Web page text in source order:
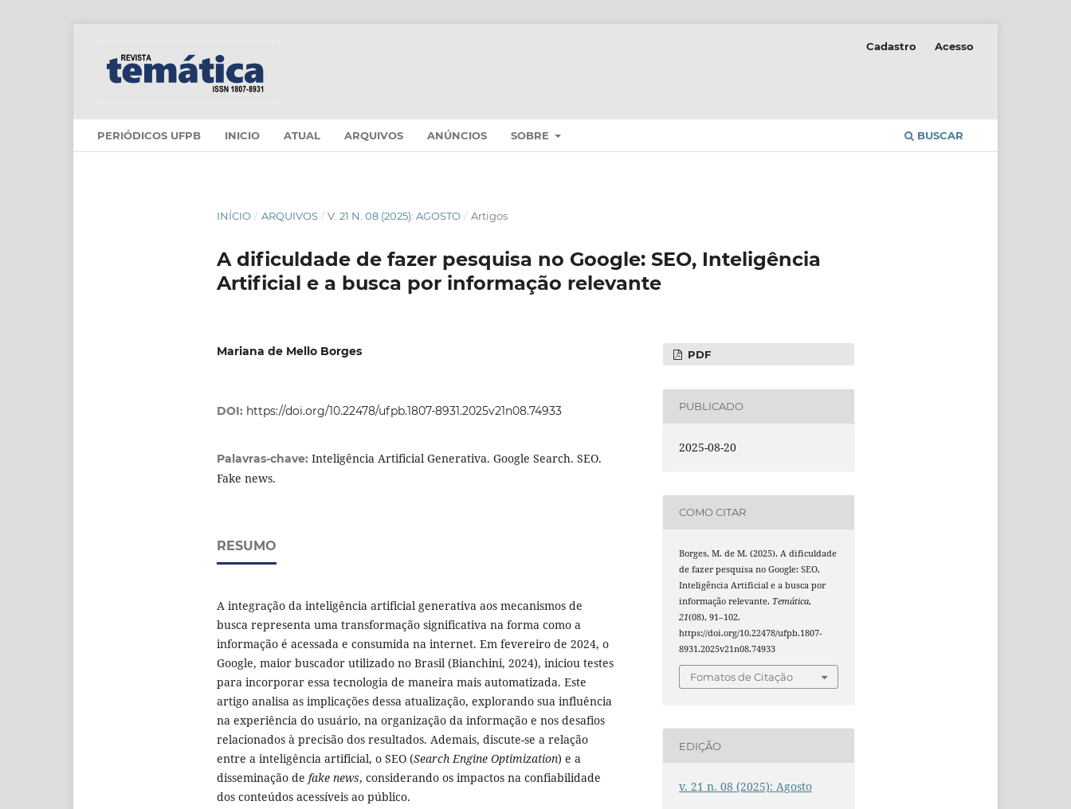
PERIÓDICOS UFPB INICIO ATUAL ARQUIVOS ANÚNCIOS SOBRE BUSCAR
Cadastro Acesso
INÍCIO / ARQUIVOS / V. 21 N. 08 (2025): AGOSTO / Artigos
A dificuldade de fazer pesquisa no Google: SEO, Inteligência
Artificial e a busca por informação relevante
Mariana de Mello Borges
DOI: https://doi.org/10.22478/ufpb.1807-8931.2025v21n08.74933
Palavras-chave: Inteligência Artificial Generativa. Google Search. SEO.
Fake news.
RESUMO
A integração da inteligência artificial generativa aos mecanismos de
busca representa uma transformação significativa na forma como a
informação é acessada e consumida na internet. Em fevereiro de 2024, o
Google, maior buscador utilizado no Brasil (Bianchini, 2024), iniciou testes
para incorporar essa tecnologia de maneira mais automatizada. Este
artigo analisa as implicações dessa atualização, explorando sua influência
na experiência do usuário, na organização da informação e nos desafios
relacionados à precisão dos resultados. Ademais, discute-se a relação
entre a inteligência artificial, o SEO (Search Engine Optimization) e a
disseminação de fake news, considerando os impactos na confiabilidade
dos conteúdos acessíveis ao público.
PDF
PUBLICADO
2025-08-20
COMO CITAR
Borges, M. de M. (2025). A dificuldade
de fazer pesquisa no Google: SEO,
Inteligência Artificial e a busca por
informação relevante. Temática,
21(08), 91–102.
https://doi.org/10.22478/ufpb.1807-
8931.2025v21n08.74933
Fomatos de Citação
EDIÇÃO
v. 21 n. 08 (2025): Agosto